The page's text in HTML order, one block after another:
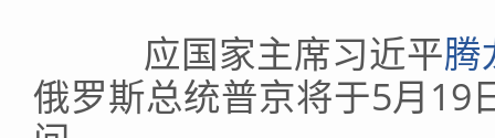
应国家主席习近平腾
俄罗斯总统普京将于5月19